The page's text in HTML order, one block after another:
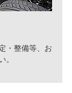
・整備等、お
。